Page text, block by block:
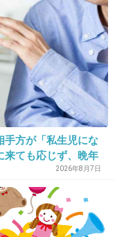
+18 -2
-4
手方が「私生児にな
来ても応じず、晩年
生復讐になる」「こ
2026年8月7日